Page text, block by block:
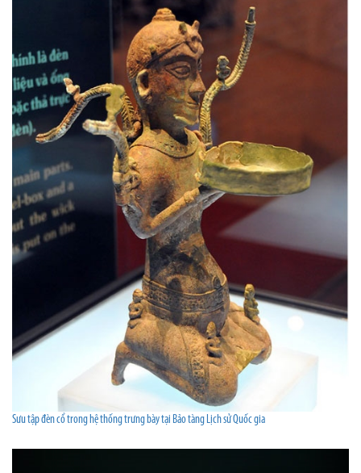
Sưu tập đèn cổ trong hệ thống trưng bày tại Bảo tàng Lịch sử Quốc gia